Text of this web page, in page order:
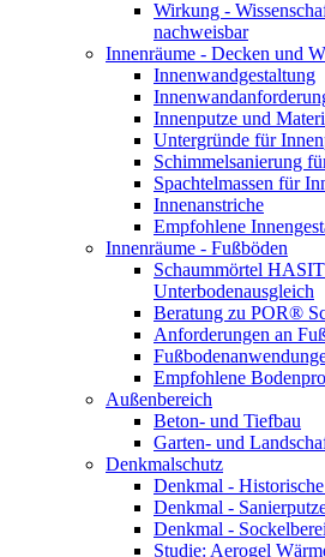
Wirkung -
nachweisbar
Innenräume - Decken und
Innenwandgestaltung
Innenputze und
Untergründe für
Schimmelsanierung
Spachtelmassen für
Innenanstriche
Empfohlene
Innenräume - Fußböden
Schaummörtel
Unterbodenausgleich
Beratung zu POR®
Anforderungen an
Empfohlene
Außenbereich
Beton- und Tiefbau
Garten- und
Denkmalschutz
Denkmal -
Denkmal -
Denkmal -
Studie: Aerogel